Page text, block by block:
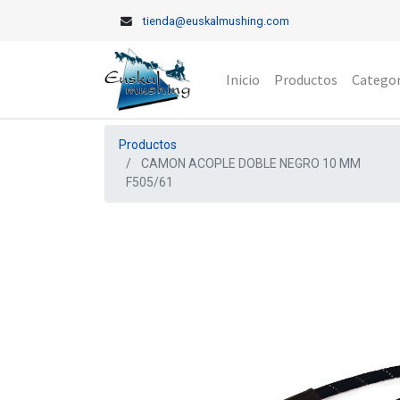
tienda@euskalmushing.com
Inicio Productos
Productos
CAMON ACOPLE DOBLE NEGRO 10 MM
F505/61